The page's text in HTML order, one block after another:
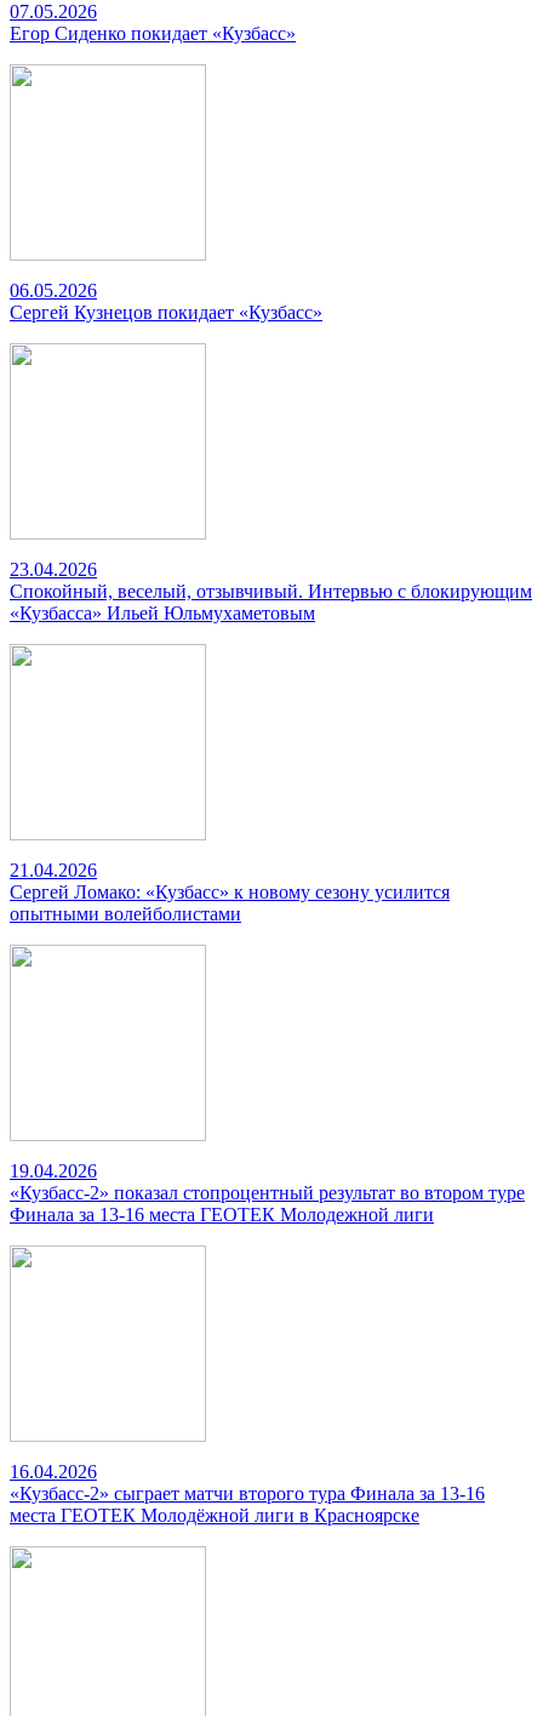
07.05.2026
Егор Сиденко покидает «Кузбасс»
06.05.2026
Сергей Кузнецов покидает «Кузбасс»
23.04.2026
Спокойный, веселый, отзывчивый. Интервью с блокирующим
«Кузбасса» Ильей Юльмухаметовым
21.04.2026
Сергей Ломако: «Кузбасс» к новому сезону усилится
опытными волейболистами
19.04.2026
«Кузбасс-2» показал стопроцентный результат во втором туре
Финала за 13-16 места ГЕОТЕК Молодежной лиги
16.04.2026
«Кузбасс-2» сыграет матчи второго тура Финала за 13-16
места ГЕОТЕК Молодёжной лиги в Красноярске